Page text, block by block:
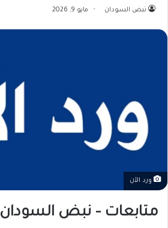
نبض السودان مايو 9, 2026
ورد الآن
متابعات – نبض السودان